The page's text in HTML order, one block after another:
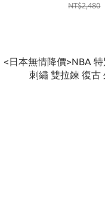
NT$2,480